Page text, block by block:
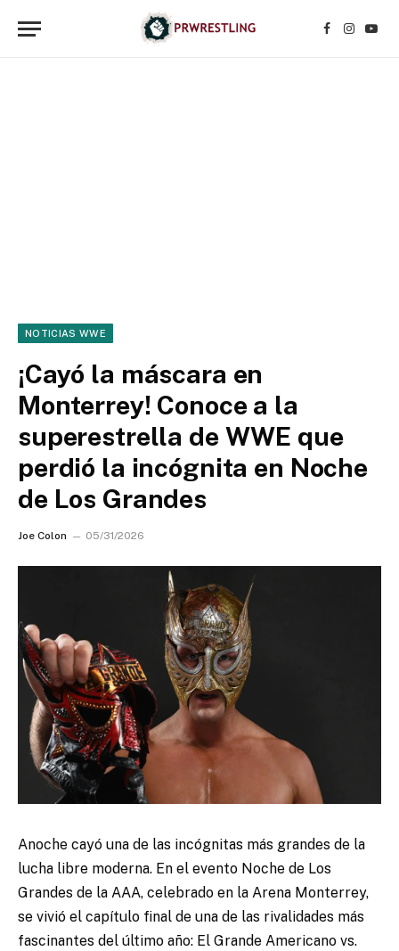
Facebook
NOTICIAS WWE
¡Cayó la máscara en
Monterrey! Conoce a la
superestrella de WWE que
perdió la incógnita en Noche
de Los Grandes
Joe Colon 05/31/2026
Anoche cayó una de las incógnitas más grandes de la
lucha libre moderna. En el evento Noche de Los
Grandes de la AAA, celebrado en la Arena Monterrey,
se vivió el capítulo final de una de las rivalidades más
fascinantes del último año: El Grande Americano vs.